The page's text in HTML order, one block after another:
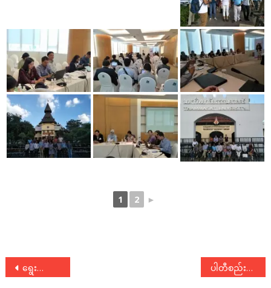
1 2 ►
Post
ရွေးကောက်ပွဲမဟာဗျူဟာ အလုပ်ရုံဆွေးနွေးပွဲ ပြုလုပ် ပါတီစည်းရုံးရေးမှူးသင်တန်း (၂/၂၀၁၉) ဖွင့်ပွဲအခမ်းအနား